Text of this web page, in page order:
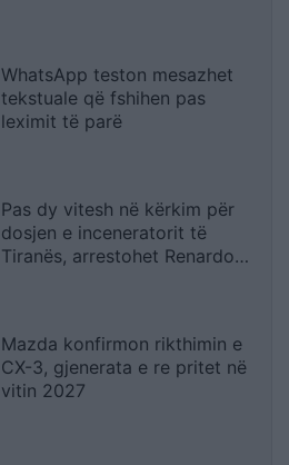
WhatsApp teston mesazhet
tekstuale që fshihen pas
leximit të parë
Pas dy vitesh në kërkim për
dosjen e inceneratorit të
Tiranës, arrestohet Renardo
Mazda konfirmon rikthimin e
CX-3, gjenerata e re pritet në
vitin 2027